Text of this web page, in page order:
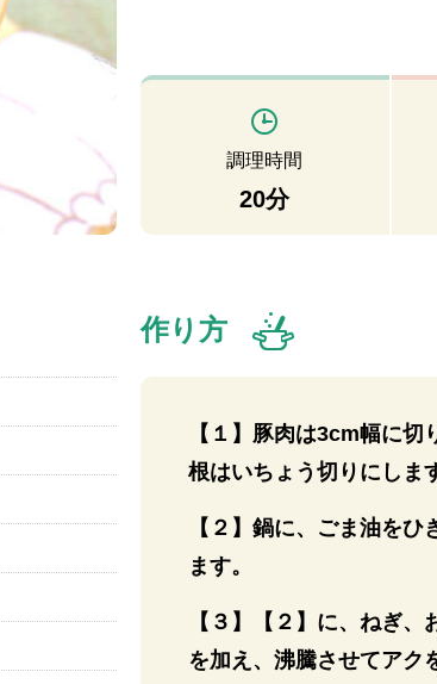
調理時間
20分
作り方
【１】豚肉は3cm幅に
根はいちょう切りにしま
【２】鍋に、ごま油を
ます。
【３】【２】に、ねぎ
を加え、沸騰させてアク